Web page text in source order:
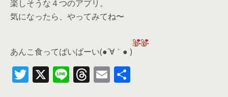
楽しそうな４つのアプリ。
気になったら、 やってみてね〜
あんこ食ってばいばーい(●´∀｀● )
T X Li T E